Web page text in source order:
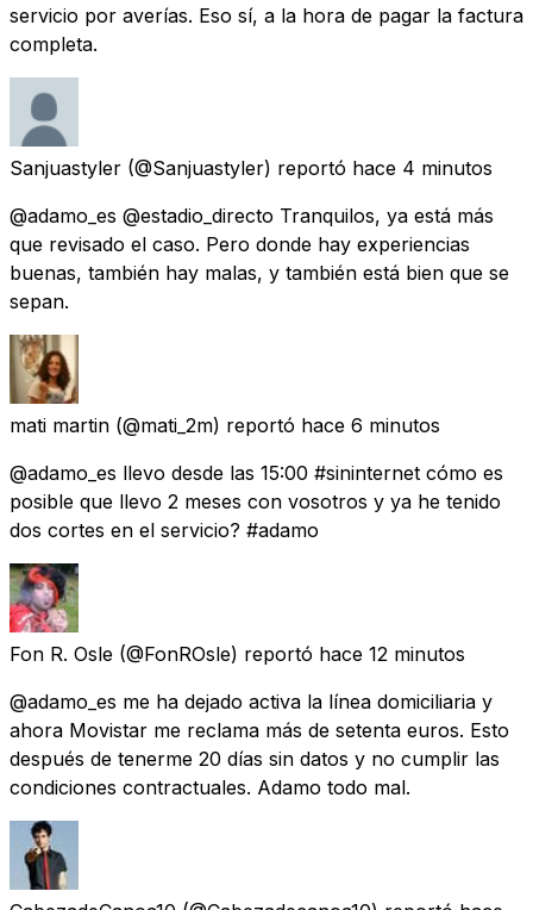
servicio por averías. Eso sí, a la hora de pagar la factura
completa.
Sanjuastyler (@Sanjuastyler) reportó hace 4 minutos
@adamo_es @estadio_directo Tranquilos, ya está más
que revisado el caso. Pero donde hay experiencias
buenas, también hay malas, y también está bien que se
sepan.
mati martin (@mati_2m) reportó hace 6 minutos
@adamo_es llevo desde las 15:00 #sininternet cómo es
posible que llevo 2 meses con vosotros y ya he tenido
dos cortes en el servicio? #adamo
Fon R. Osle (@FonROsle) reportó hace 12 minutos
@adamo_es me ha dejado activa la línea domiciliaria y
ahora Movistar me reclama más de setenta euros. Esto
después de tenerme 20 días sin datos y no cumplir las
condiciones contractuales. Adamo todo mal.